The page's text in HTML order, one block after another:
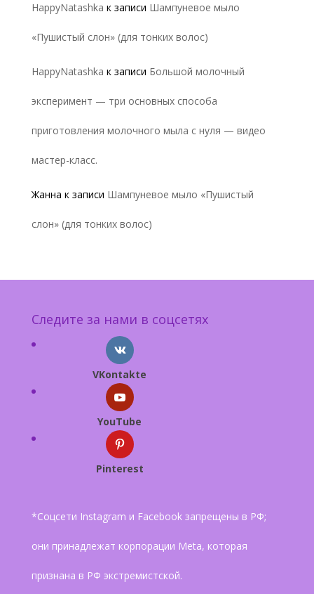
HappyNatashka к записи Шампуневое мыло
«Пушистый слон» (для тонких волос)
HappyNatashka к записи Большой молочный
эксперимент — три основных способа
приготовления молочного мыла с нуля — видео
мастер-класс.
Жанна к записи Шампуневое мыло «Пушистый
слон» (для тонких волос)
Следите за нами в соцсетях
VKontakte
YouTube
Pinterest
*Соцсети Instagram и Facebook запрещены в РФ;
они принадлежат корпорации Meta, которая
признана в РФ экстремистской.